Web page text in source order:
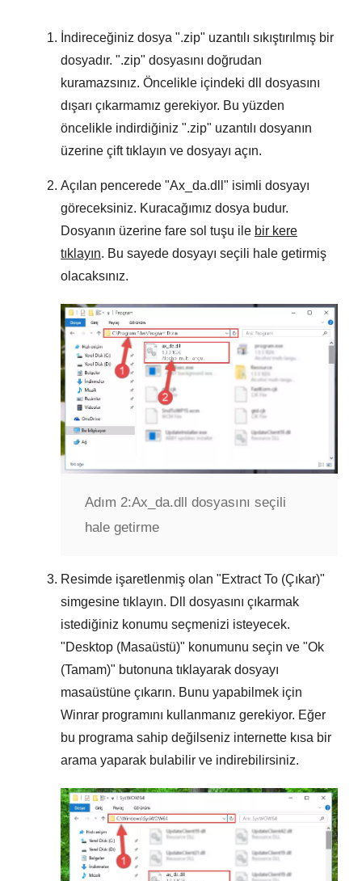
İndireceğiniz dosya ".zip" uzantılı sıkıştırılmış bir
dosyadır. ".zip" dosyasını doğrudan
kuramazsınız. Öncelikle içindeki dll dosyasını
dışarı çıkarmamız gerekiyor. Bu yüzden
öncelikle indirdiğiniz ".zip" uzantılı dosyanın
üzerine çift tıklayın ve dosyayı açın.
Açılan pencerede "Ax_da.dll " isimli dosyayı
göreceksiniz. Kuracağımız dosya budur.
Dosyanın üzerine fare sol tuşu ile bir kere
tıklayın. Bu sayede dosyayı seçili hale getirmiş
olacaksınız.
Adım 2:Ax_da.dll dosyasını seçili
hale getirme
Resimde işaretlenmiş olan "Extract To (Çıkar)"
simgesine tıklayın. Dll dosyasını çıkarmak
istediğiniz konumu seçmenizi isteyecek.
"Desktop (Masaüstü)" konumunu seçin ve "Ok
(Tamam)" butonuna tıklayarak dosyayı
masaüstüne çıkarın. Bunu yapabilmek için
Winrar programını kullanmanız gerekiyor. Eğer
bu programa sahip değilseniz internette kısa bir
arama yaparak bulabilir ve indirebilirsiniz.